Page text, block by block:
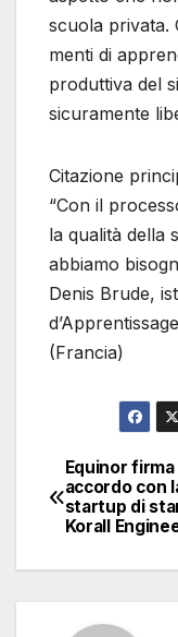
scuola privata.
menti di
produttiva del
sicuramente
Citazione
“Con il
la qualità della
abbiamo
Denis Brude,
(Francia)
articoli
Equinor firma
accordo con
startup di
Korall